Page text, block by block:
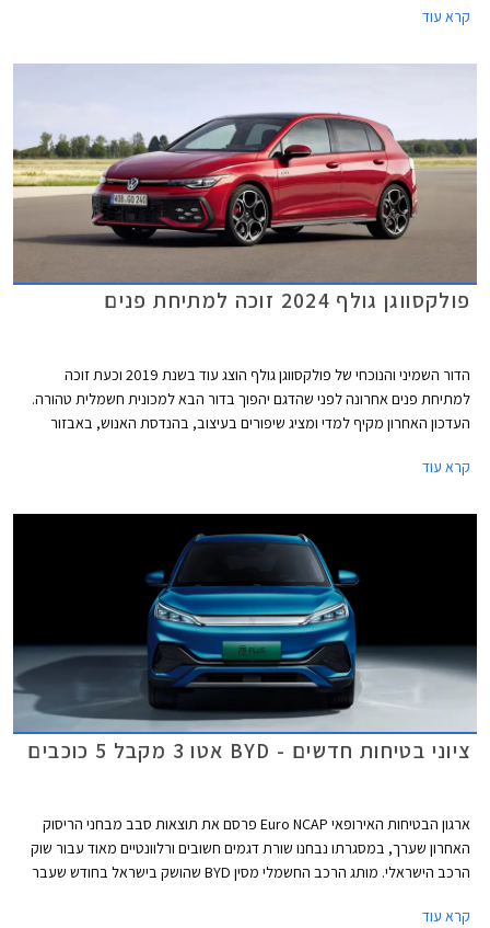
אינץ' עם ממשק נוח יותר לתפעול ואפשרויות התאמה אישית. בנוסף עודכן היצע
משמעותית ביחס לדגם הקודם ועומד על החל מ- 169,900 ₪.
קרא עוד
פולקסווגן גולף 2024 זוכה למתיחת פנים
הדור השמיני והנוכחי של פולקסווגן גולף הוצג עוד בשנת 2019 וכעת זוכה
למתיחת פנים אחרונה לפני שהדגם יהפוך בדור הבא למכונית חשמלית טהורה.
העדכון האחרון מקיף למדי ומציג שיפורים בעיצוב, בהנדסת האנוש, באבזור
מוותרת על תיבת ההילוכים הידנית עקב תקנות זיהום האוויר המחמירות בתקן
קרא עוד
ציוני בטיחות חדשים - BYD אטו 3 מקבל 5 כוכבים
ארגון הבטיחות האירופאי Euro NCAP פרסם את תוצאות סבב מבחני הריסוק
האחרון שערך, במסגרתו נבחנו שורת דגמים חשובים ורלוונטיים מאוד עבור שוק
הרכב הישראלי. מותג הרכב החשמלי מסין BYD שהושק בישראל בחודש שעבר
קרא עוד